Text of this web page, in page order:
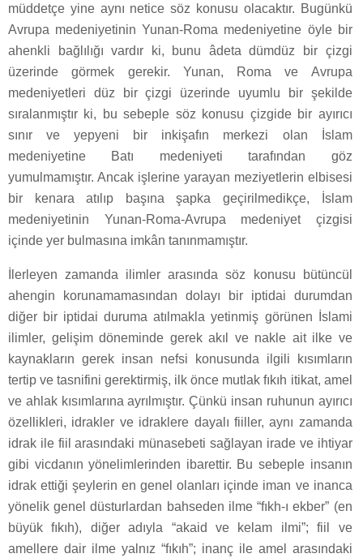
müddetçe yine aynı netice söz konusu olacaktır. Bugünkü
Avrupa medeniyetinin Yunan-Roma medeniyetine öyle bir
ahenkli bağlılığı vardır ki, bunu âdeta dümdüz bir çizgi
üzerinde görmek gerekir. Yunan, Roma ve Avrupa
medeniyetleri düz bir çizgi üzerinde uyumlu bir şekilde
sıralanmıştır ki, bu sebeple söz konusu çizgide bir ayırıcı
sınır ve yepyeni bir inkişafın merkezi olan İslam
medeniyetine Batı medeniyeti tarafından göz
yumulmamıştır. Ancak işlerine yarayan meziyetlerin elbisesi
bir kenara atılıp başına şapka geçirilmedikçe, İslam
medeniyetinin Yunan-Roma-Avrupa medeniyet çizgisi
içinde yer bulmasına imkân tanınmamıştır.
İlerleyen zamanda ilimler arasında söz konusu bütüncül
ahengin korunamamasından dolayı bir iptidai durumdan
diğer bir iptidai duruma atılmakla yetinmiş görünen İslami
ilimler, gelişim döneminde gerek akıl ve nakle ait ilke ve
kaynakların gerek insan nefsi konusunda ilgili kısımların
tertip ve tasnifini gerektirmiş, ilk önce mutlak fıkıh itikat, amel
ve ahlak kısımlarına ayrılmıştır. Çünkü insan ruhunun ayırıcı
özellikleri, idrakler ve idraklere dayalı fiiller, aynı zamanda
idrak ile fiil arasındaki münasebeti sağlayan irade ve ihtiyar
gibi vicdanın yönelimlerinden ibarettir. Bu sebeple insanın
idrak ettiği şeylerin en genel olanları içinde iman ve inanca
yönelik genel düsturlardan bahseden ilme “fıkh-ı ekber” (en
büyük fıkıh), diğer adıyla “akaid ve kelam ilmi”; fiil ve
amellere dair ilme yalnız “fıkıh”; inanç ile amel arasındaki